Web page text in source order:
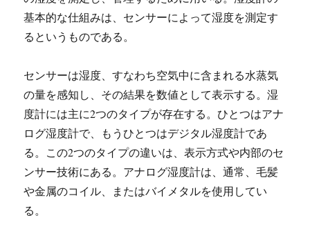
基本的な仕組みは、センサーによって湿度を測定す
るというものである。
センサーは湿度、すなわち空気中に含まれる水蒸気
の量を感知し、その結果を数値として表示する。湿
度計には主に2つのタイプが存在する。ひとつはアナ
ログ湿度計で、もうひとつはデジタル湿度計であ
る。この2つのタイプの違いは、表示方式や内部のセ
ンサー技術にある。アナログ湿度計は、通常、毛髪
や金属のコイル、またはバイメタルを使用してい
る。